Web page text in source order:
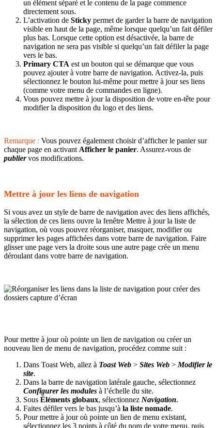
un élément séparé et le contenu de la page commence
directement sous.
L’activation de Sticky permet de garder la barre de navigation
visible en haut de la page, même lorsque quelqu’un fait défiler
plus bas. Lorsque cette option est désactivée, la barre de
navigation ne sera pas visible si quelqu’un fait défiler la page
vers le bas.
Primary CTA est un bouton qui se démarque que vous
pouvez ajouter à votre barre de navigation. Activez-la, puis
sélectionnez le bouton lui-même pour mettre à jour ses liens
(comme votre menu de commandes en ligne).
Vous pouvez mettre à jour la disposition de votre en-tête pour
modifier la disposition du logo et des liens.
Remarque : Vous pouvez également choisir d’afficher le panier sur
chaque page en activant Afficher le panier. Assurez-vous de
publiervos modifications.
Mettre à jour les liens de navigation
Si vous avez un style de barre de navigation avec des liens affichés,
la sélection de ces liens ouvre la fenêtre Mettre à jour la liste de
navigation, où vous pouvez réorganiser, masquer, modifier ou
supprimer les pages affichées dans votre barre de navigation. Faire
glisser une page vers la droite sous une autre page crée un menu
déroulant dans votre barre de navigation.
Pour mettre à jour où pointe un lien de navigation ou créer un
nouveau lien de menu de navigation, procédez comme suit :
Dans Toast Web, allez à Toast Web > Sites Web > Modifier le
site.
Dans la barre de navigation latérale gauche, sélectionnez
Configurer les modules à l’échelle du site.
Sous Éléments globaux, sélectionnez Navigation.
Faites défiler vers le bas jusqu’à la liste nomade.
Pour mettre à jour où pointe un lien de menu existant,
sélectionnez les 3 points à côté du nom de votre menu, puis